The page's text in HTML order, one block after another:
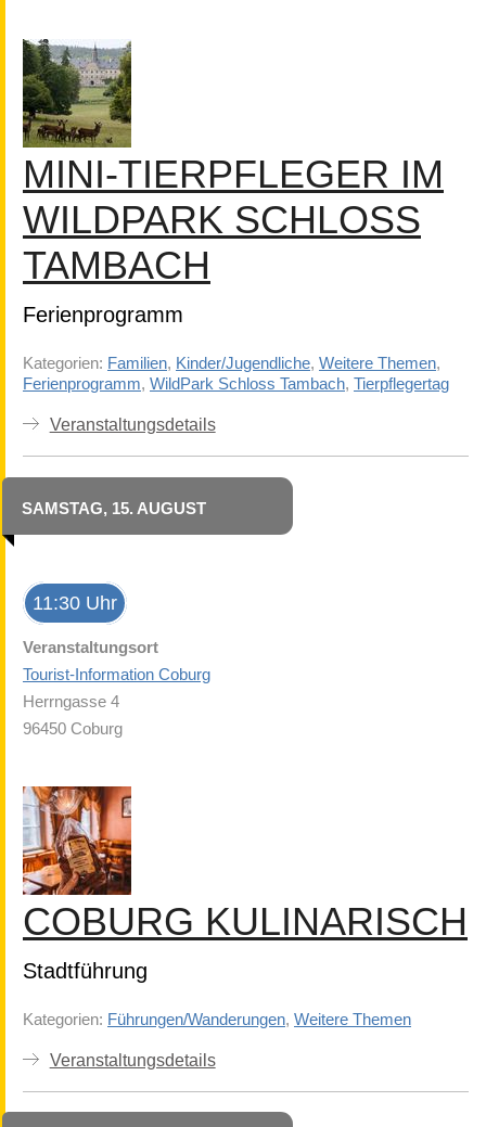
MINI-TIERPFLEGER IM
WILDPARK SCHLOSS
TAMBACH
Ferienprogramm
Kategorien: Familien, Kinder/Jugendliche, Weitere Themen,
Ferienprogramm, WildPark Schloss Tambach, Tierpflegertag
Veranstaltungsdetails
SAMSTAG, 15. AUGUST
11:30 Uhr
Veranstaltungsort
Tourist-Information Coburg
Herrngasse 4
96450 Coburg
COBURG KULINARISCH
Stadtführung
Kategorien: Führungen/Wanderungen, Weitere Themen
Veranstaltungsdetails